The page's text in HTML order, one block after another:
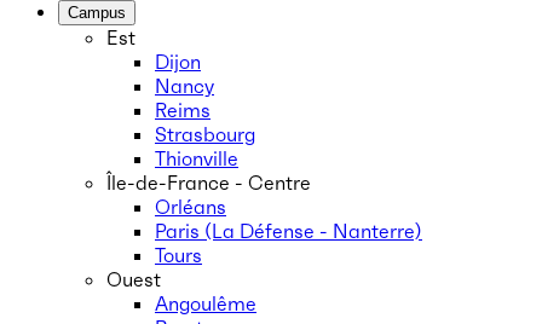
Campus
Est
Dijon
Nancy
Reims
Strasbourg
Thionville
Île-de-France - Centre
Orléans
Paris (La Défense - Nanterre)
Tours
Ouest
Angoulême